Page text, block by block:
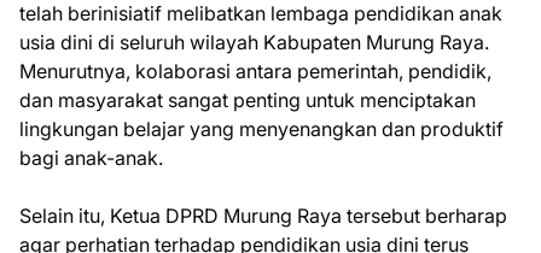
telah berinisiatif melibatkan lembaga pendidikan anak
usia dini di seluruh wilayah Kabupaten Murung Raya.
Menurutnya, kolaborasi antara pemerintah, pendidik,
dan masyarakat sangat penting untuk menciptakan
lingkungan belajar yang menyenangkan dan produktif
bagi anak-anak.
Selain itu, Ketua DPRD Murung Raya tersebut berharap
agar perhatian terhadap pendidikan usia dini terus